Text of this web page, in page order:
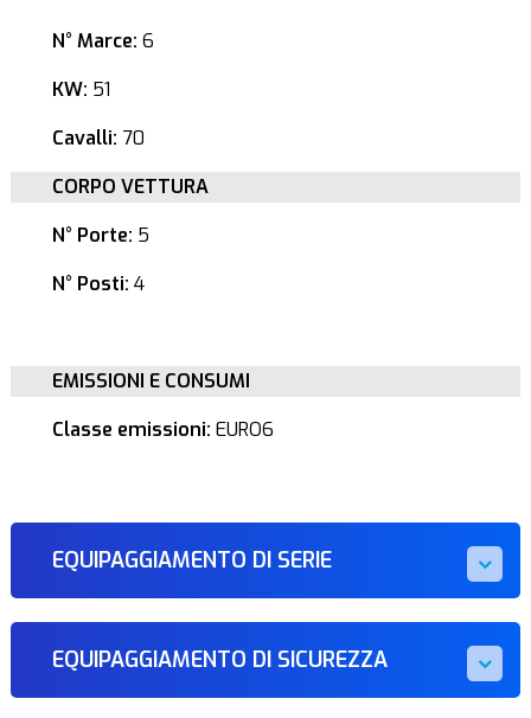
N° Marce: 6
KW: 51
Cavalli: 70
CORPO VETTURA
N° Porte: 5
N° Posti: 4
EMISSIONI E CONSUMI
Classe emissioni: EURO6
EQUIPAGGIAMENTO DI SERIE
EQUIPAGGIAMENTO DI SICUREZZA